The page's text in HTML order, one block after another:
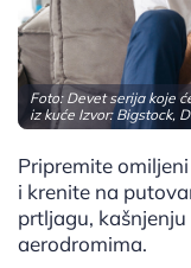
Foto: Devet serija koje
iz kuće Izvor: Bigstock,
Pripremite
i krenite na
prtljagu,
aerodromima.